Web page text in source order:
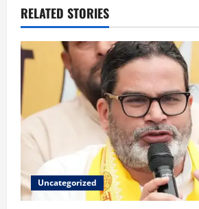
RELATED STORIES
Uncategorized